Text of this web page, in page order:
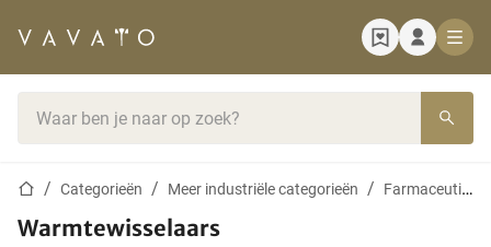
StartpaginaCategorieën Meer industriële categorieën Farmaceutische, cosmetische en chemische apparatuur
Warmtewisselaars